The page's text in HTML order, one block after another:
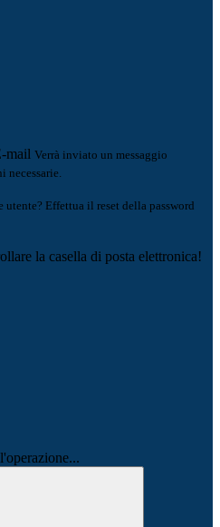
mail Verrà inviato un messaggio
utente? Effettua il reset della password
la casella di posta elettronica!